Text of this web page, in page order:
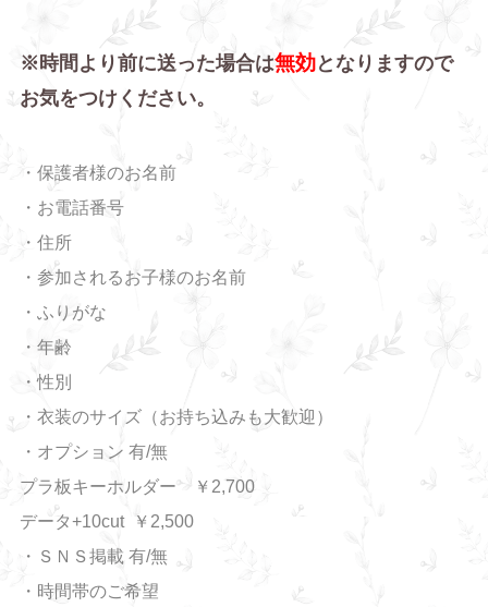
※時間より前に送った場合は無効となりますので
お気をつけください。
・保護者様のお名前
・お電話番号
・住所
・参加されるお子様のお名前
・ふりがな
・年齢
・性別
・衣装のサイズ（お持ち込みも大歓迎）
・オプション 有/無
プラ板キーホルダー ￥2,700
データ+10cut ￥2,500
・ＳＮＳ掲載 有/無
・時間帯のご希望